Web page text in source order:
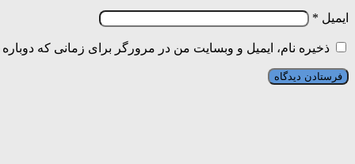
ایمیل *
ذخیره نام، ایمیل و وبسایت من در مرورگر برای زمانی که